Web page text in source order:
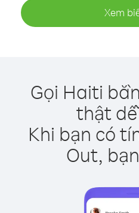
Xem
Gọi Haiti
thật
Khi bạn có
Out,